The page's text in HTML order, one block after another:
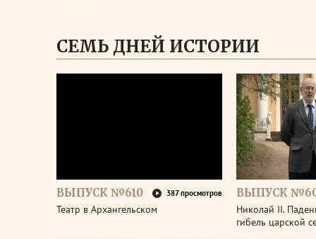
СЕМЬ ДНЕЙ ИСТОРИИ
ВЫПУСК №610 387 просмотров
Театр в Архангельском
ВЫПУСК
Николай II.
гибель царской